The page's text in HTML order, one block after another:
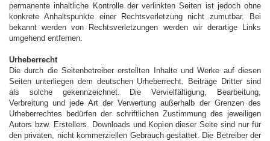
permanente inhaltliche Kontrolle der verlinkten Seiten ist jedoch ohne
konkrete Anhaltspunkte einer Rechtsverletzung nicht zumutbar. Bei
bekannt werden von Rechtsverletzungen werden wir derartige Links
umgehend entfernen.
Urheberrecht
Die durch die Seitenbetreiber erstellten Inhalte und Werke auf diesen
Seiten unterliegen dem deutschen Urheberrecht. Beiträge Dritter sind
als solche gekennzeichnet. Die Vervielfältigung, Bearbeitung,
Verbreitung und jede Art der Verwertung außerhalb der Grenzen des
Urheberrechtes bedürfen der schriftlichen Zustimmung des jeweiligen
Autors bzw. Erstellers. Downloads und Kopien dieser Seite sind nur für
den privaten, nicht kommerziellen Gebrauch gestattet. Die Betreiber der